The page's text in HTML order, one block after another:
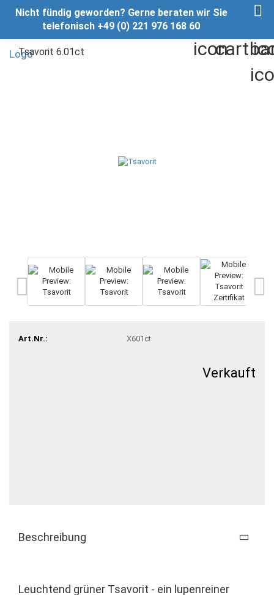
Nicht fündig geworden? Gerne beraten wir Sie
telefonisch +49 (0) 221 976 168 60
Tsavorit 6.01ct
Art.Nr.: X601ct
Verkauft
Beschreibung
Leuchtend grüner Tsavorit - ein lupenreiner